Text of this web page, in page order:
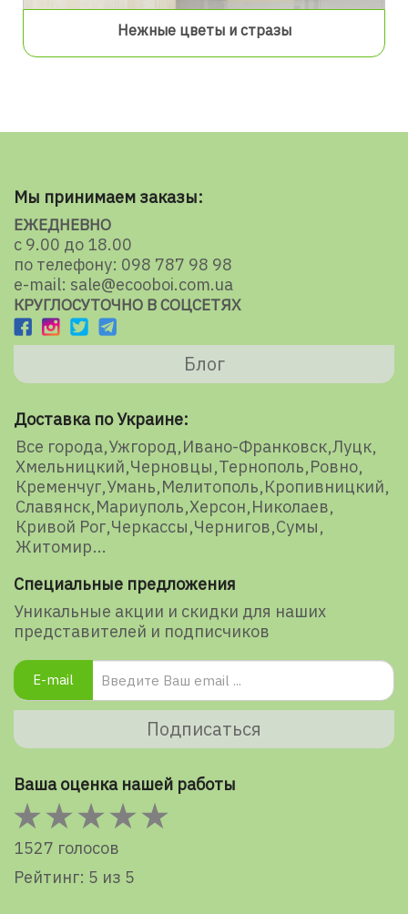
Нежные цветы и стразы
Мы принимаем заказы:
ЕЖЕДНЕВНО
с 9.00 до 18.00
по телефону: 098 787 98 98
e-mail: sale@ecooboi.com.ua
КРУГЛОСУТОЧНО В СОЦСЕТЯХ
Блог
Доставка по Украине:
Все города Ужгород Ивано-Франковск Луцк
Хмельницкий Черновцы Тернополь Ровно
Кременчуг Умань Мелитополь Кропивницкий
Славянск Мариуполь Херсон Николаев
Кривой Рог Черкассы Чернигов Сумы
Житомир
Специальные предложения
Уникальные акции и скидки для наших
представителей и подписчиков
E-mail
Подписаться
Ваша оценка нашей работы
1527 голосов
Рейтинг: 5 из 5